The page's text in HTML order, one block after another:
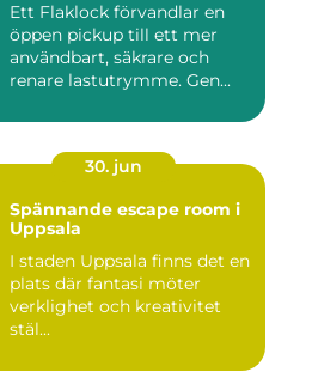
Ett Flaklock förvandlar en
öppen pickup till ett mer
användbart, säkrare och
renare lastutrymme. Gen...
30. jun
Spännande escape room i
Uppsala
I staden Uppsala finns det en
plats där fantasi möter
verklighet och kreativitet
stäl...